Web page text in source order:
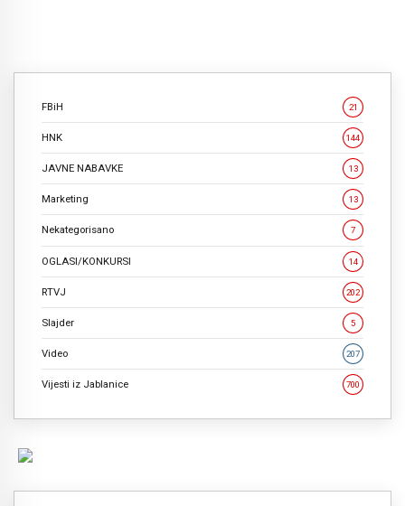
FBiH 21
HNK 144
JAVNE NABAVKE 13
Marketing 13
Nekategorisano 7
OGLASI/KONKURSI 14
RTVJ 202
Slajder 5
Video 207
Vijesti iz Jablanice 700